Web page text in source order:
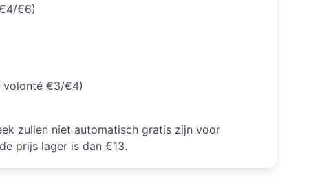
€6)
volonté €3/€4)
zullen niet automatisch gratis zijn voor
prijs lager is dan €13.